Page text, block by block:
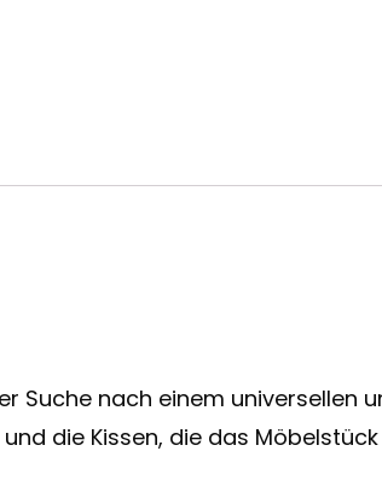
Suche nach einem
und die Kissen, die das